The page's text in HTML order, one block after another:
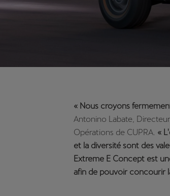
« Nous croyons
Antonino Labate,
Opérations de CUPRA. «
et la diversité sont des
Extreme E Concept est
afin de pouvoir concourir